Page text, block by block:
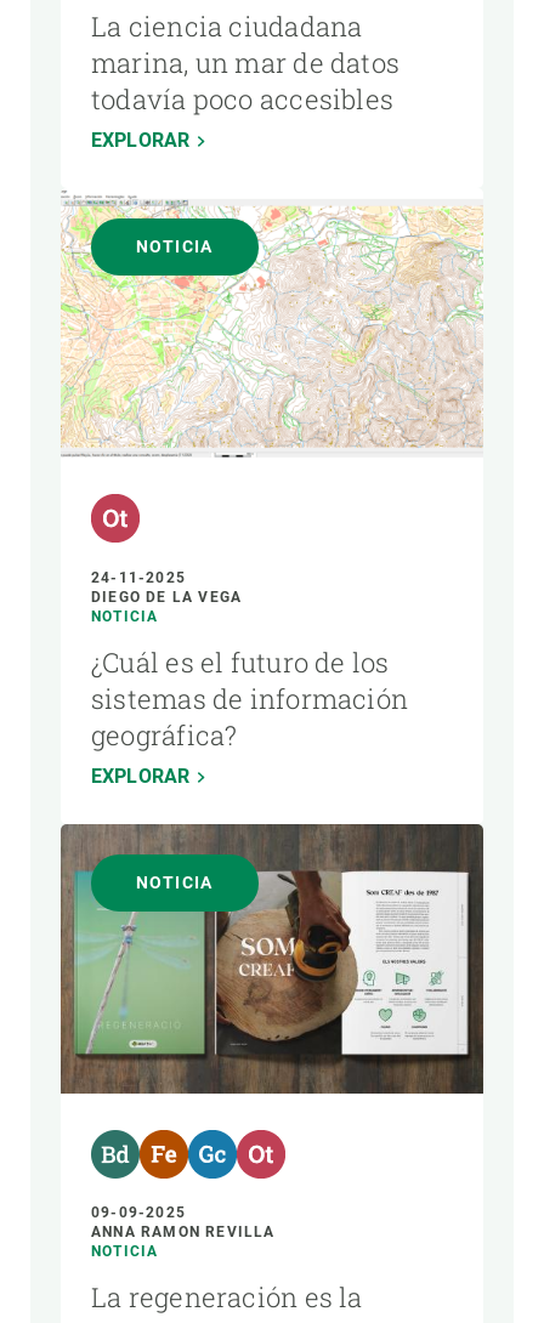
La ciencia ciudadana
marina, un mar de datos
todavía poco accesibles
EXPLORAR
NOTICIA
24-11-2025
DIEGO DE LA VEGA
NOTICIA
¿Cuál es el futuro de los
sistemas de información
geográfica?
EXPLORAR
NOTICIA
09-09-2025
ANNA RAMON REVILLA
NOTICIA
La regeneración es la